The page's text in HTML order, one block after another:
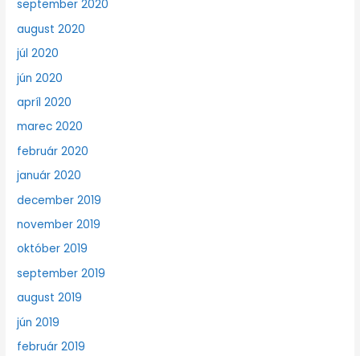
september 2020
august 2020
júl 2020
jún 2020
apríl 2020
marec 2020
február 2020
január 2020
december 2019
november 2019
október 2019
september 2019
august 2019
jún 2019
február 2019